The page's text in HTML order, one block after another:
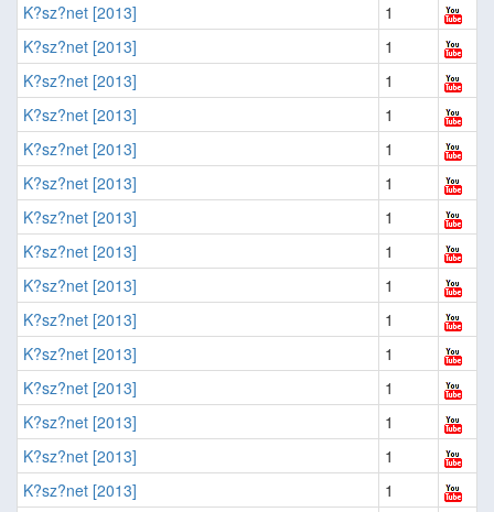
K?sz?net [2013]
1
K?sz?net [2013]
1
K?sz?net [2013]
1
K?sz?net [2013]
1
K?sz?net [2013]
1
K?sz?net [2013]
1
K?sz?net [2013]
1
K?sz?net [2013]
1
K?sz?net [2013]
1
K?sz?net [2013]
1
K?sz?net [2013]
1
K?sz?net [2013]
1
K?sz?net [2013]
1
K?sz?net [2013]
1
K?sz?net [2013]
1